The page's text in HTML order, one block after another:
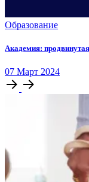
Образование
Академия:
07 Март 2024